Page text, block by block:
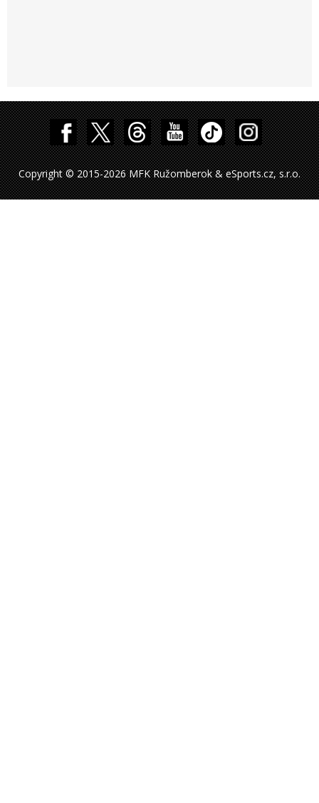
Copyright © 2015-2026 MFK Ružomberok & eSports.cz, s.r.o.